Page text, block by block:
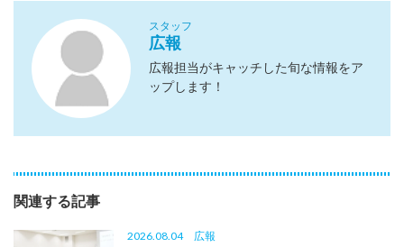
スタッフ
広報
広報担当がキャッチした旬な情報をア
ップします！
関連する記事
2026.08.04 広報